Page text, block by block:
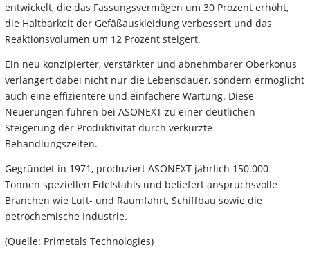
entwickelt, die das Fassungsvermögen um 30 Prozent erhöht,
die Haltbarkeit der Gefäßauskleidung verbessert und das
Reaktionsvolumen um 12 Prozent steigert.
Ein neu konzipierter, verstärkter und abnehmbarer Oberkonus
verlängert dabei nicht nur die Lebensdauer, sondern ermöglicht
auch eine effizientere und einfachere Wartung. Diese
Neuerungen führen bei ASONEXT zu einer deutlichen
Steigerung der Produktivität durch verkürzte
Behandlungszeiten.
Gegründet in 1971, produziert ASONEXT jährlich 150.000
Tonnen speziellen Edelstahls und beliefert anspruchsvolle
Branchen wie Luft- und Raumfahrt, Schiffbau sowie die
petrochemische Industrie.
(Quelle: Primetals Technologies)